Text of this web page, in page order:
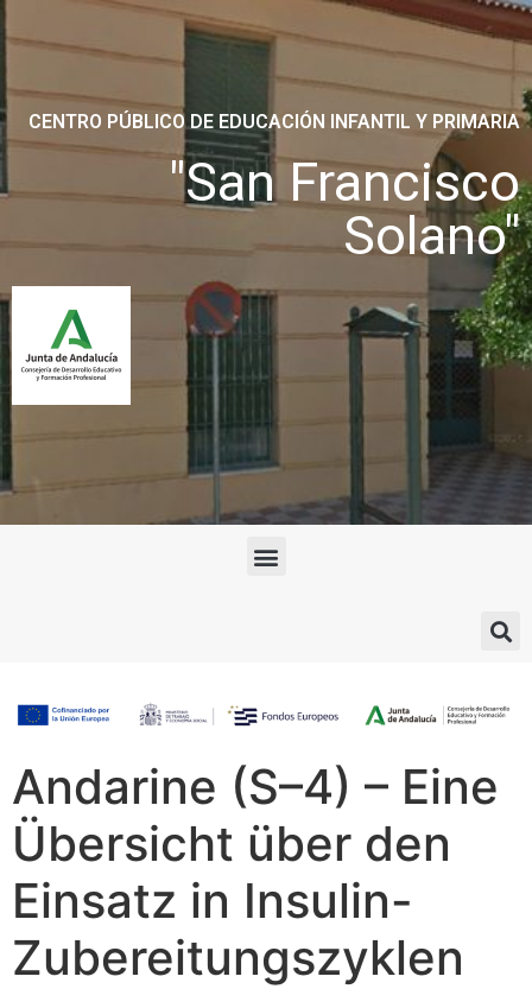
CENTRO PÚBLICO DE EDUCACIÓN INFANTIL Y PRIMARIA
"San Francisco
Solano"
Andarine (S–4) – Eine
Übersicht über den
Einsatz in Insulin-
Zubereitungszyklen